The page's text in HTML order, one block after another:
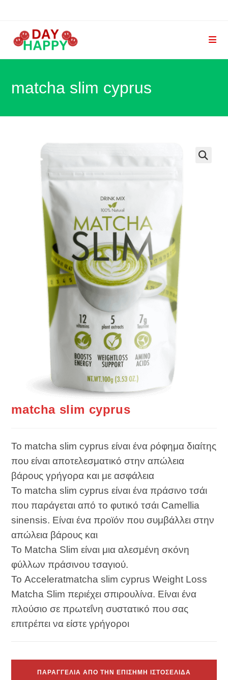
matcha slim cyprus
matcha slim cyprus
Το matcha slim cyprus είναι ένα ρόφημα διαίτης
που είναι αποτελεσματικό στην απώλεια
βάρους γρήγορα και με ασφάλεια
Το matcha slim cyprus είναι ένα πράσινο τσάι
που παράγεται από το φυτικό τσάι Camellia
sinensis. Είναι ένα προϊόν που συμβάλλει στην
απώλεια βάρους και
Το Matcha Slim είναι μια αλεσμένη σκόνη
φύλλων πράσινου τσαγιού.
Το Acceleratmatcha slim cyprus Weight Loss
Matcha Slim περιέχει σπιρουλίνα. Είναι ένα
πλούσιο σε πρωτεΐνη συστατικό που σας
επιτρέπει να είστε γρήγοροι
ΠΑΡΑΓΓΕΛΊΑ ΑΠΌ ΤΗΝ ΕΠΊΣΗΜΗ ΙΣΤΟΣΕΛΊΔΑ